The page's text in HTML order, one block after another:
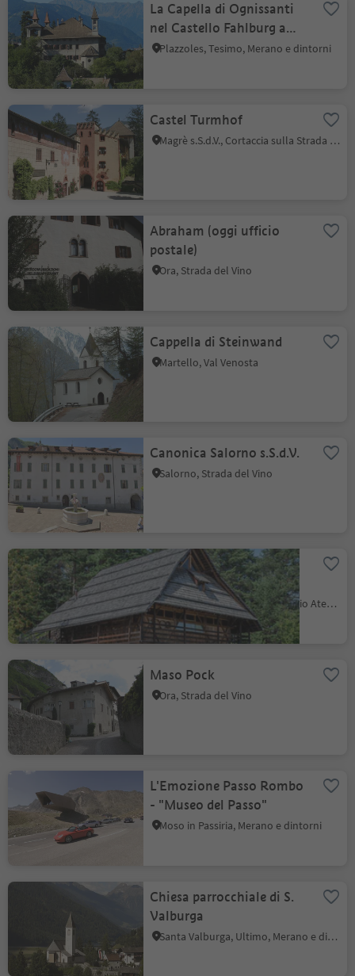
La Capella di Ognissanti
nel Castello Fahlburg a
Prissiano
Plazzoles, Tesimo, Merano e dintorni
Castel Turmhof
Magrè s.S.d.V., Cortaccia sulla Strada del Vino, Strada del Vino
Abraham (oggi ufficio
postale)
Ora, Strada del Vino
Cappella di Steinwand
Martello, Val Venosta
Canonica Salorno s.S.d.V.
Salorno, Strada del Vino
Museo dei cavalli
Haflinger
S. Genesio Atesino, San Genesio Atesino, Bolzano e dintorni
Maso Pock
Ora, Strada del Vino
L'Emozione Passo Rombo
- "Museo del Passo"
Moso in Passiria, Merano e dintorni
Chiesa parrocchiale di S.
Valburga
Santa Valburga, Ultimo, Merano e dintorni